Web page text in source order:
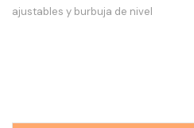
ajustables y burbuja de nivel